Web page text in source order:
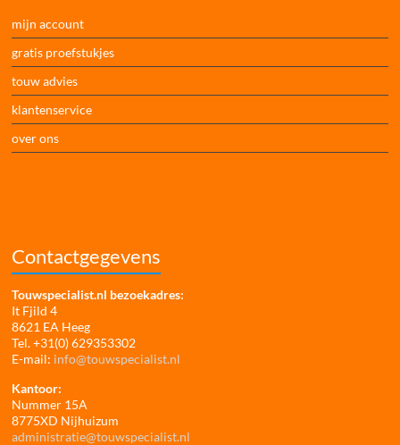
mijn account
gratis proefstukjes
touw advies
klantenservice
over ons
Contactgegevens
Touwspecialist.nl bezoekadres:
It Fjild 4
8621 EA Heeg
Tel. +31(0) 629353302
E-mail: info@touwspecialist.nl
Kantoor:
Nummer 15A
8775XD Nijhuizum
administratie@touwspecialist.nl